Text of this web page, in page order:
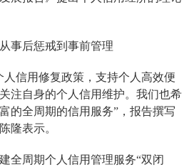
事后惩戒到事前管理
人信用修复政策，支持个人高效便
注自身的个人信用维护。我们也希
的全周期的信用服务”，报告撰写
隆表示。
全周期个人信用管理服务“双闭